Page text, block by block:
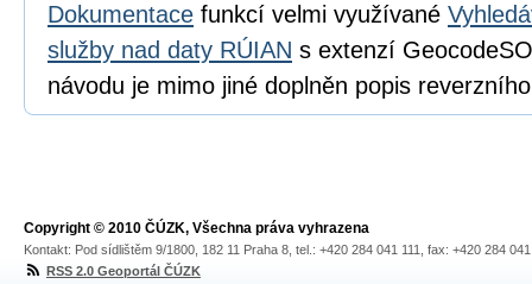
Dokumentace funkcí velmi využívané
služby nad daty RÚIAN s extenzí
návodu je mimo jiné doplněn popis
Copyright © 2010 ČÚZK, Všechna práva vyhrazena
Kontakt: Pod sídlištěm 9/1800, 182 11 Praha 8, tel.: +420 284 041 111, fax: +420 284
RSS 2.0 Geoportál ČÚZK